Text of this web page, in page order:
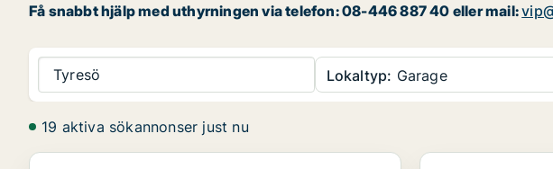
Få snabbt hjälp med uthyrningen via telefon: 08-446 887 40 eller mail:
Tyresö Lokaltyp: Garage
19 aktiva sökannonser just nu